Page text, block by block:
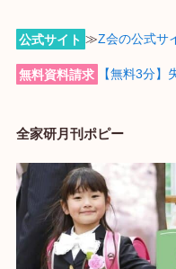
公式サイト ≫Z会の公式サ
無料資料請求 【無料3分
全家研月刊ポピー